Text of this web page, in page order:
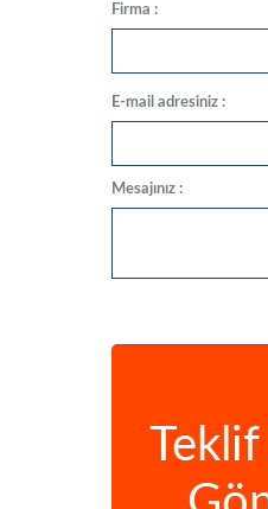
Firma :
E-mail adresiniz :
Mesajınız :